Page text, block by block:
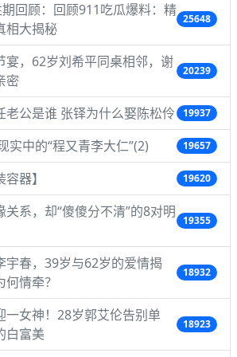
回顾：回顾911吃瓜爆料：精
相大揭秘
25648
宴，62岁刘希平同桌相邻，谢
密
20239
老公是谁 张铎为什么娶陈松伶 19937
实中的“程又青李大仁”(2) 19657
器】 19620
系，却“傻傻分不清”的8对明
19355
宇春，39岁与62岁的爱情揭
情牵？
18932
一女神！28岁郭艾伦告别单
白富美
18923